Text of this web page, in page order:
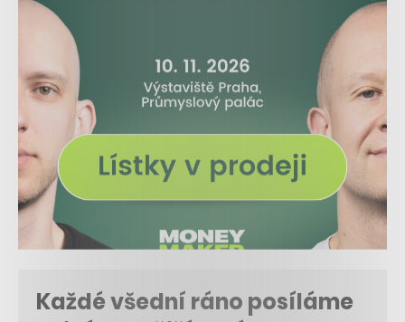
Každé všední ráno posíláme